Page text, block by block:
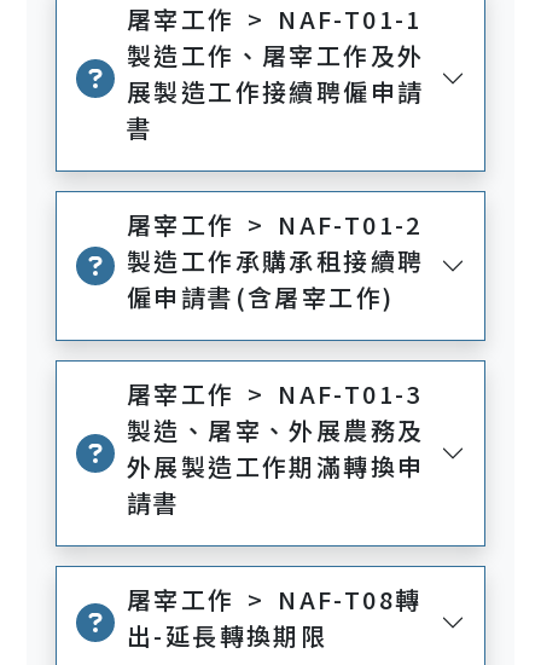
屠宰工作 > NAF-T01-1
製造工作、屠宰工作及外
展製造工作接續聘僱申請
書
屠宰工作 > NAF-T01-2
製造工作承購承租接續聘
僱申請書(含屠宰工作)
屠宰工作 > NAF-T01-3
製造、屠宰、外展農務及
外展製造工作期滿轉換申
請書
屠宰工作 > NAF-T08轉
出-延長轉換期限